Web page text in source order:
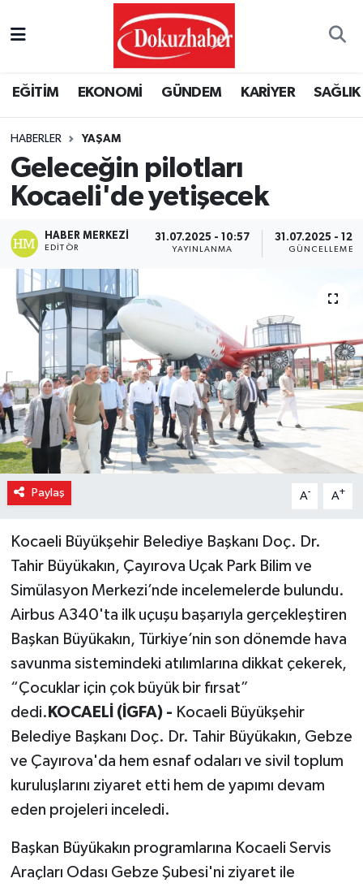
EĞİTİM EKONOMİ GÜNDEM KARİYER SAĞLIK
HABERLER YAŞAM
Geleceğin pilotları
Kocaeli'de yetişecek
HABER MERKEZI
EDITÖR
31.07.2025 - 10:57
YAYINLANMA
31.07.2025 -
GÜNCELLEME
Paylaş A- A+
Kocaeli Büyükşehir Belediye Başkanı Doç. Dr.
Tahir Büyükakın, Çayırova Uçak Park Bilim ve
Simülasyon Merkezi’nde incelemelerde bulundu.
Airbus A340'ta ilk uçuşu başarıyla gerçekleştiren
Başkan Büyükakın, Türkiye’nin son dönemde hava
savunma sistemindeki atılımlarına dikkat çekerek,
“Çocuklar için çok büyük bir fırsat”
dedi. KOCAELİ (İGFA) - Kocaeli Büyükşehir
Belediye Başkanı Doç. Dr. Tahir Büyükakın, Gebze
ve Çayırova'da hem esnaf odaları ve sivil toplum
kuruluşlarını ziyaret etti hem de yapımı devam
eden projeleri inceledi.
Başkan Büyükakın programlarına Kocaeli Servis
Araçları Odası Gebze Şubesi'ni ziyaret ile
Puan Durumu ve Fikstür
Tüm Manşetler
Son Dakika Haberleri
Haber Arşivi